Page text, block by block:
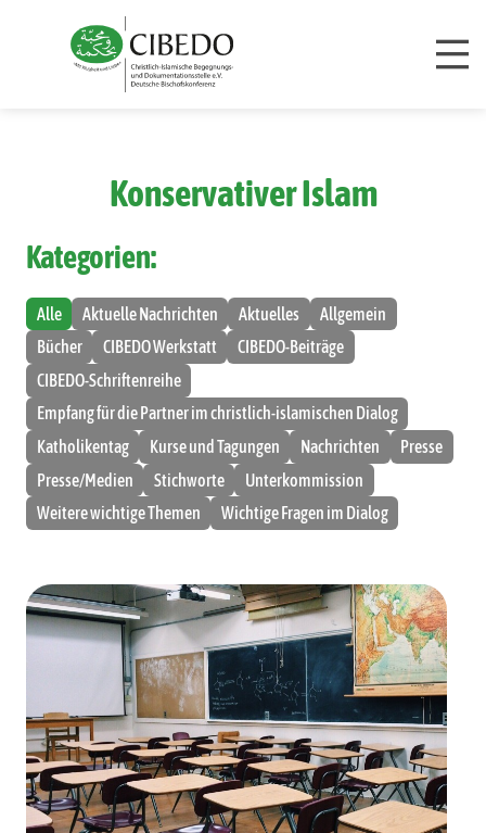
Konservativer Islam
Kategorien:
Alle Aktuelle Nachrichten Aktuelles
Allgemein
Bücher
CIBEDO Werkstatt
CIBEDO-Beiträge
CIBEDO-Schriftenreihe
Empfang für die Partner im christlich-islamischen Dialog
Katholikentag
Kurse und Tagungen Nachrichten
Presse
Presse/Medien
Stichworte
Unterkommission
Weitere wichtige Themen
Wichtige Fragen im Dialog